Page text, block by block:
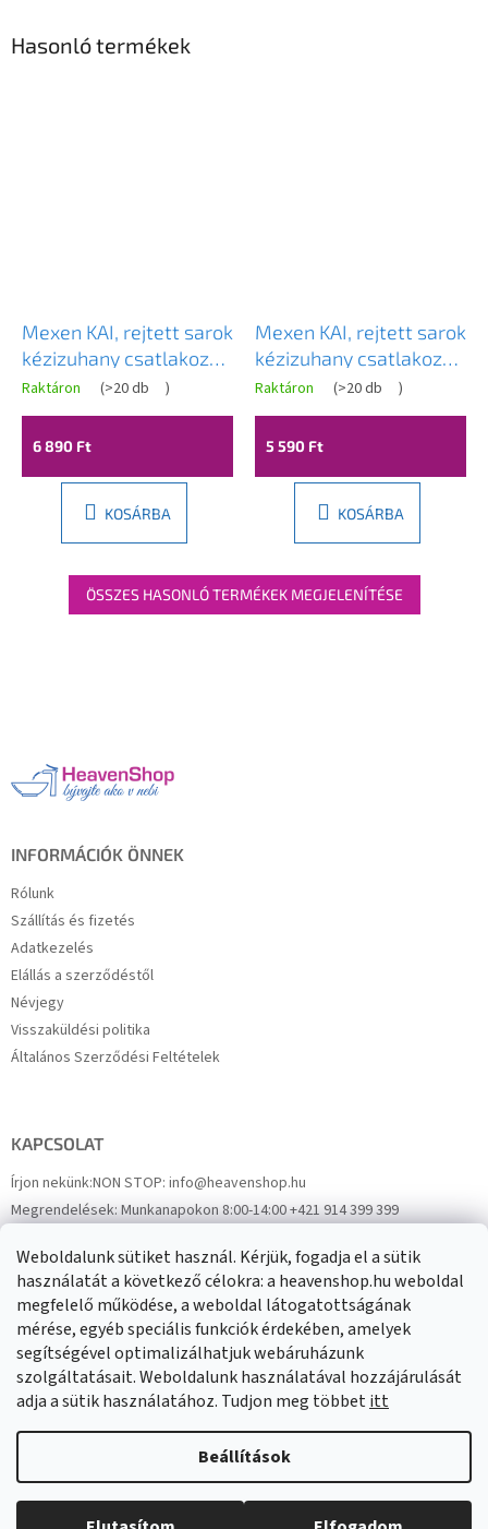
Weboldalunk sütiket használ. Kérjük, fogadja el a sütik
használatát a következő célokra: a heavenshop.hu weboldal
megfelelő működése, a weboldal látogatottságának
mérése, egyéb speciális funkciók érdekében, amelyek
segítségével optimalizálhatjuk webáruházunk
szolgáltatásait. Weboldalunk használatával hozzájárulását
adja a sütik használatához. Tudjon meg többetitt
Beállítások
Hasonló termékek
Mexen KAI, rejtett sarok
kézizuhany csatlakozó
1/2", fehér, 79301-20
Raktáron (>20 db )
6 890 Ft
KOSÁRBA
Mexen KAI, rejtett sarok
kézizuhany csatlakozó
1/2", fekete, 79301-70
Raktáron (>20 db )
5 590 Ft
KOSÁRBA
ÖSSZES HASONLÓ TERMÉKEK MEGJELENÍTÉSE
INFORMÁCIÓK ÖNNEK
Rólunk
Szállítás és fizetés
Adatkezelés
Elállás a szerződéstől
Névjegy
Visszaküldési politika
Általános Szerződési Feltételek
KAPCSOLAT
Írjon nekünk:NON STOP: info@heavenshop.hu
Megrendelések:Munkanapokon 8:00-14:00 +421 914 399 399
FacebookHeavenShop.sk
Eredményeink